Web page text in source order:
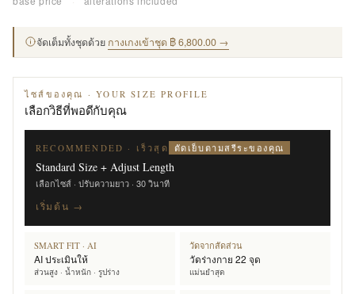
จัดเต็มทั้งชุดด้วย กางเกงเข้าชุด ฿ 6,800.00 →
ไซส์ของคุณ · YOUR SIZE PROFILE
เลือกวิธีที่พอดีกับคุณ
RECOMMENDED · เร็วสุด ตัดเย็บตามสรีระของคุณ
Standard Size + Adjust Length
เลือกไซส์ · ปรับความยาว · 30 วินาที
เริ่มต้น →
SMART FIT · AI
AI ประเมินให้
ส่วนสูง · น้ำหนัก · รูปร่าง
วัดจากสัดส่วน
วัดร่างกาย 22 จุด
แม่นยำสุด